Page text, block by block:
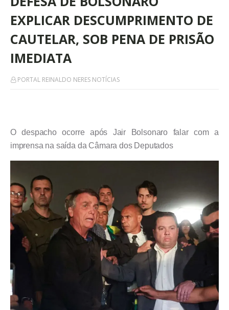
EXPLICAR DESCUMPRIMENTO DE
CAUTELAR, SOB PENA DE PRISÃO
IMEDIATA
PORTAL REINALDO NERES NOTÍCIAS
O despacho ocorre após Jair Bolsonaro falar com a
imprensa na saída da Câmara dos Deputados